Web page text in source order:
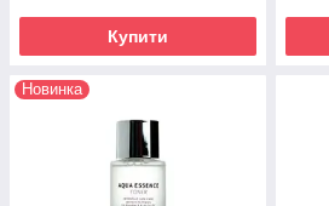
Купити
Новинка